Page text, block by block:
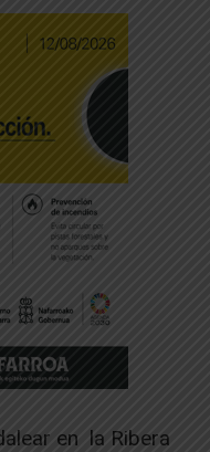
en la Ribera